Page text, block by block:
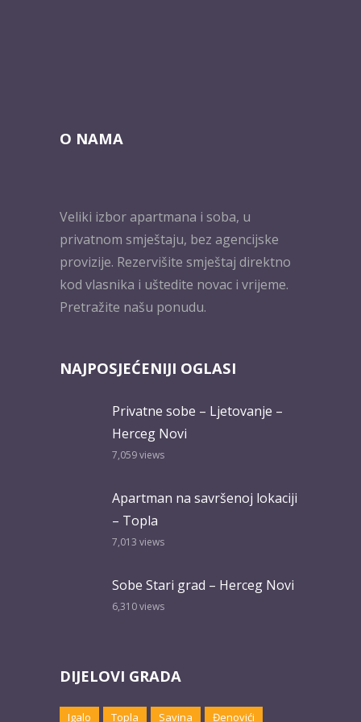
O NAMA
Veliki izbor apartmana i soba, u
privatnom smještaju, bez agencijske
provizije. Rezervišite smještaj direktno
kod vlasnika i uštedite novac i vrijeme.
Pretražite našu ponudu.
NAJPOSJEĆENIJI OGLASI
Privatne sobe – Ljetovanje –
Herceg Novi
7,059views
Apartman na savršenoj lokaciji
– Topla
7,013 views
Sobe Stari grad – Herceg Novi
6,310views
DIJELOVI GRADA
Igalo Topla Savina Đenovići